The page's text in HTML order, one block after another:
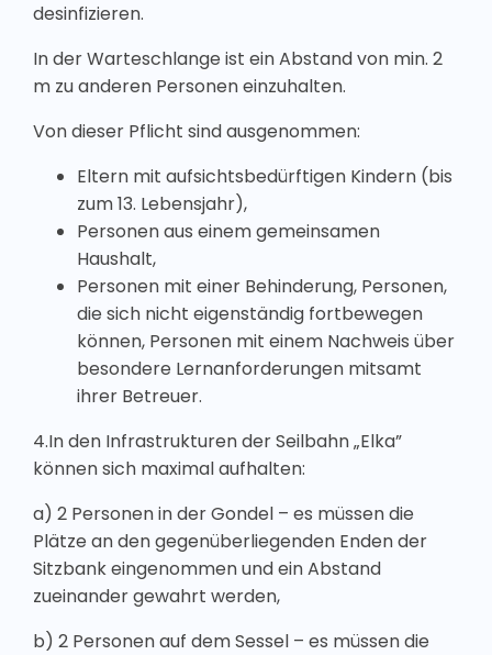
desinfizieren.
In der Warteschlange ist ein Abstand von min. 2
m zu anderen Personen einzuhalten.
Von dieser Pflicht sind ausgenommen:
Eltern mit aufsichtsbedürftigen Kindern (bis
zum 13. Lebensjahr),
Personen aus einem gemeinsamen
Haushalt,
Personen mit einer Behinderung, Personen,
die sich nicht eigenständig fortbewegen
können, Personen mit einem Nachweis über
besondere Lernanforderungen mitsamt
ihrer Betreuer.
4.In den Infrastrukturen der Seilbahn „Elka”
können sich maximal aufhalten:
a) 2 Personen in der Gondel – es müssen die
Plätze an den gegenüberliegenden Enden der
Sitzbank eingenommen und ein Abstand
zueinander gewahrt werden,
b) 2 Personen auf dem Sessel – es müssen die